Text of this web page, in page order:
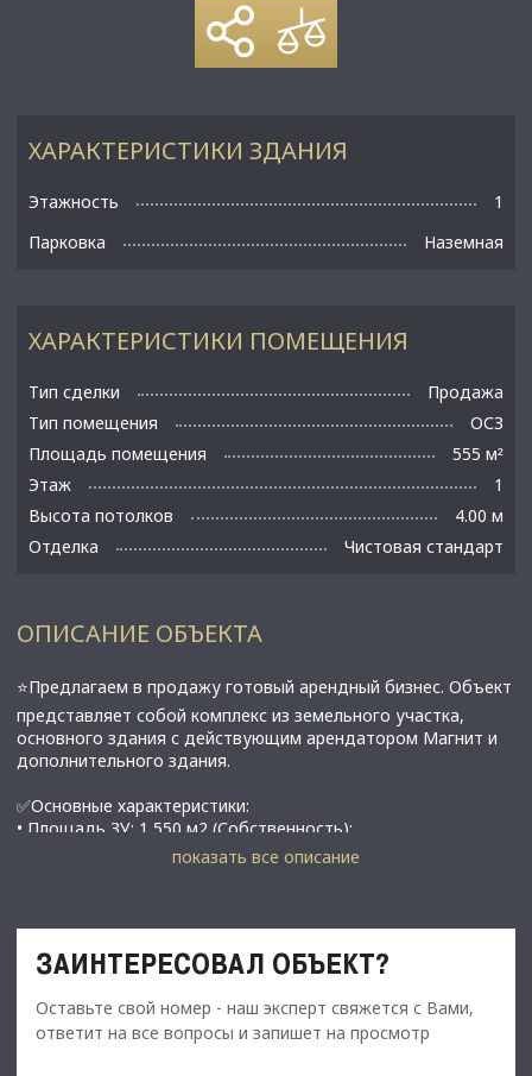
ХАРАКТЕРИСТИКИ ПОМЕЩЕНИЯ
Тип сделки
Продажа
Тип помещения
ОСЗ
Площадь помещения
555 м²
Этаж
1
Высота потолков
4.00 м
Отделка
Чистовая стандарт
ХАРАКТЕРИСТИКИ ЗДАНИЯ
Этажность
1
Парковка
Наземная
ОПИСАНИЕ ОБЪЕКТА
⭐Предлагаем в продажу готовый арендный бизнес. Объект
представляет собой комплекс из земельного участка,
основного здания с действующим арендатором Магнит и
дополнительного здания.
✅Основные характеристики:
• Площадь ЗУ: 1 550 м2 (Собственность);
• Площадь здания с Магнитом: 385 м2;
• Высота потолков: 4 м;
✅Стоимость, условия сделки:
показать все описание
ЗАИНТЕРЕСОВАЛ ОБЪЕКТ?
Оставьте свой номер - наш эксперт свяжется с Вами,
ответит на все вопросы и запишет на просмотр